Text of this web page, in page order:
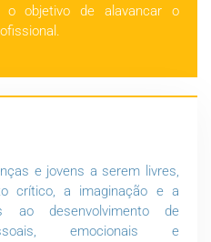
o objetivo de alavancar o
.
e jovens a serem livres,
crítico, a imaginação e a
ao desenvolvimento de
emocionais e